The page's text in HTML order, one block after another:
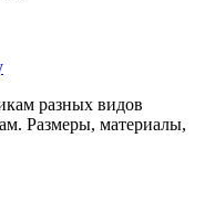
разных видов
Размеры, материалы,